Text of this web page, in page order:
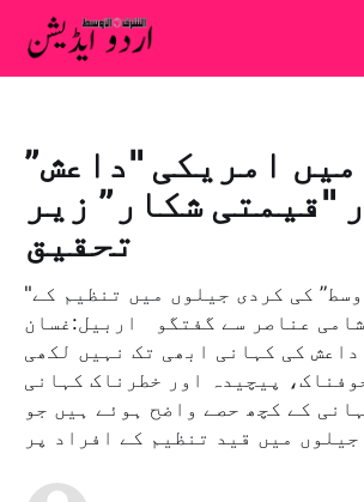
میں امریکی "داعش”
"قیمتی شکار” زیر
تحقیق
"الشرق الاوسط” کی کردی جیلوں میں تنظیم کے
عناصر سے گفتگو اربيل:غسان
کی کہانی ابھی تک نہیں لکھی
پیچیدہ اور خطرناک کہانی
کے کچھ حصے واضح ہوئے ہیں جو